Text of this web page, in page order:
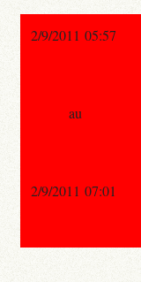
2/9/2011 05:57
au
2/9/2011 07:01